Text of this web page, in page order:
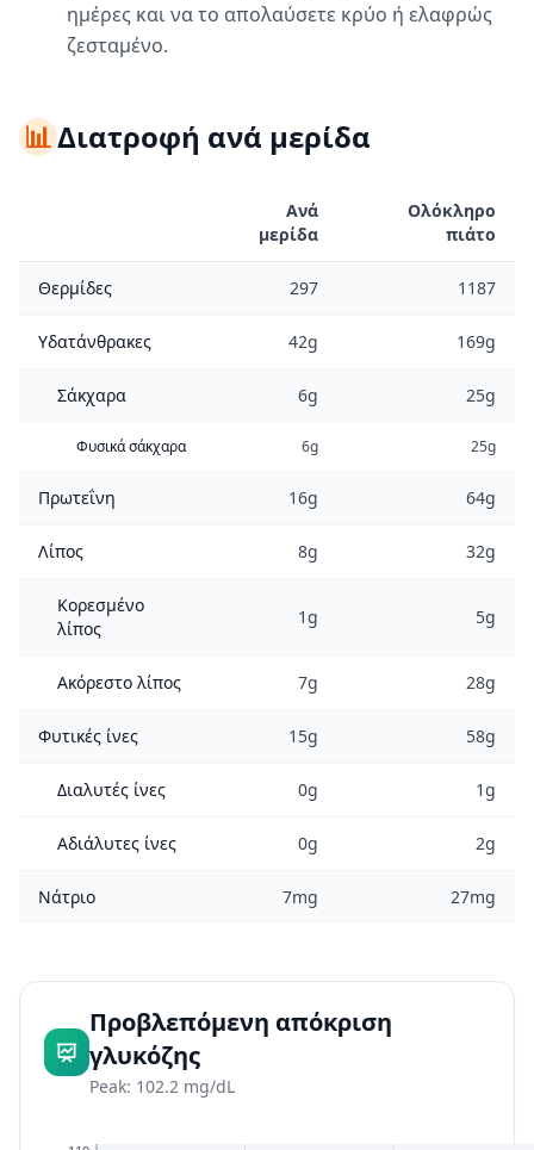
ημέρες και να το απολαύσετε κρύο ή ελαφρώς
ζεσταμένο.
📊Διατροφή ανά μερίδα
Ανά
μερίδα
Ολόκληρο
πιάτο
Θερμίδες 297 1187
Υδατάνθρακες 42g 169g
Σάκχαρα 6g 25g
Φυσικά σάκχαρα 6g 25g
Πρωτεΐνη 16g 64g
Λίπος 8g 32g
Κορεσμένο
λίπος
1g 5g
Ακόρεστο λίπος 7g 28g
Φυτικές ίνες 15g 58g
Διαλυτές ίνες 0g 1g
Αδιάλυτες ίνες 0g 2g
Νάτριο 7mg 27mg
Προβλεπόμενη απόκριση
γλυκόζης
Peak: 102.2 mg/dL